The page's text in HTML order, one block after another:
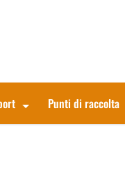
Punti di raccolta